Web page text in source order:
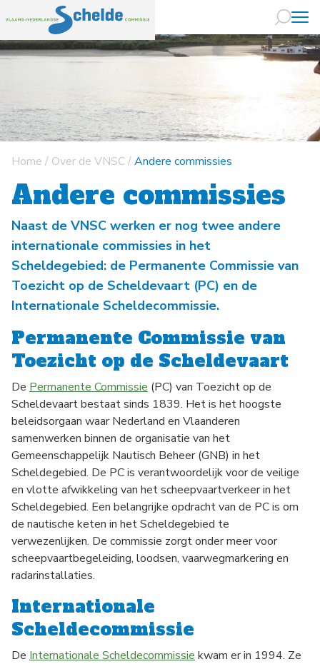
Naar
Home / Over de VNSC/Andere commissies
Andere commissies
Naast de VNSC werken er nog twee andere
internationale commissies in het
Scheldegebied: de Permanente Commissie van
Toezicht op de Scheldevaart (PC) en de
Internationale Scheldecommissie.
Permanente Commissie van
Toezicht op de Scheldevaart
De Permanente Commissie (PC) van Toezicht op de
Scheldevaart bestaat sinds 1839. Het is het hoogste
beleidsorgaan waar Nederland en Vlaanderen
samenwerken binnen de organisatie van het
Gemeenschappelijk Nautisch Beheer (GNB) in het
Scheldegebied. De PC is verantwoordelijk voor de veilige
en vlotte afwikkeling van het scheepvaartverkeer in het
Scheldegebied. Een belangrijke opdracht van de PC is om
de nautische keten in het Scheldegebied te
verwezenlijken. De commissie zorgt onder meer voor
scheepvaartbegeleiding, loodsen, vaarwegmarkering en
radarinstallaties.
Internationale
Scheldecommissie
De Internationale Scheldecommissie kwam er in 1994. Ze